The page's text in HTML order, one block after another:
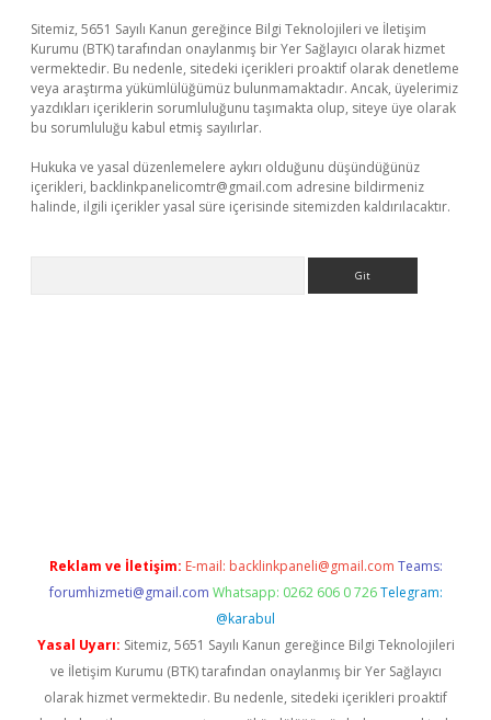
Sitemiz, 5651 Sayılı Kanun gereğince Bilgi Teknolojileri ve İletişim
Kurumu (BTK) tarafından onaylanmış bir Yer Sağlayıcı olarak hizmet
vermektedir. Bu nedenle, sitedeki içerikleri proaktif olarak denetleme
veya araştırma yükümlülüğümüz bulunmamaktadır. Ancak, üyelerimiz
yazdıkları içeriklerin sorumluluğunu taşımakta olup, siteye üye olarak
bu sorumluluğu kabul etmiş sayılırlar.
Hukuka ve yasal düzenlemelere aykırı olduğunu düşündüğünüz
içerikleri, backlinkpanelicomtr@gmail.com adresine bildirmeniz
halinde, ilgili içerikler yasal süre içerisinde sitemizden kaldırılacaktır.
Reklam ve İletişim: E-mail: backlinkpaneli@gmail.com Teams:
forumhizmeti@gmail.com Whatsapp: 0262 606 0 726 Telegram:
@karabul
Yasal Uyarı: Sitemiz, 5651 Sayılı Kanun gereğince Bilgi Teknolojileri
ve İletişim Kurumu (BTK) tarafından onaylanmış bir Yer Sağlayıcı
olarak hizmet vermektedir. Bu nedenle, sitedeki içerikleri proaktif